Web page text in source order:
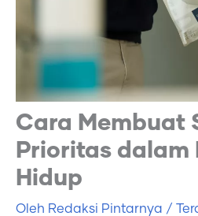
Cara Membuat
Prioritas dalam
Hidup
Oleh Redaksi Pintarnya /